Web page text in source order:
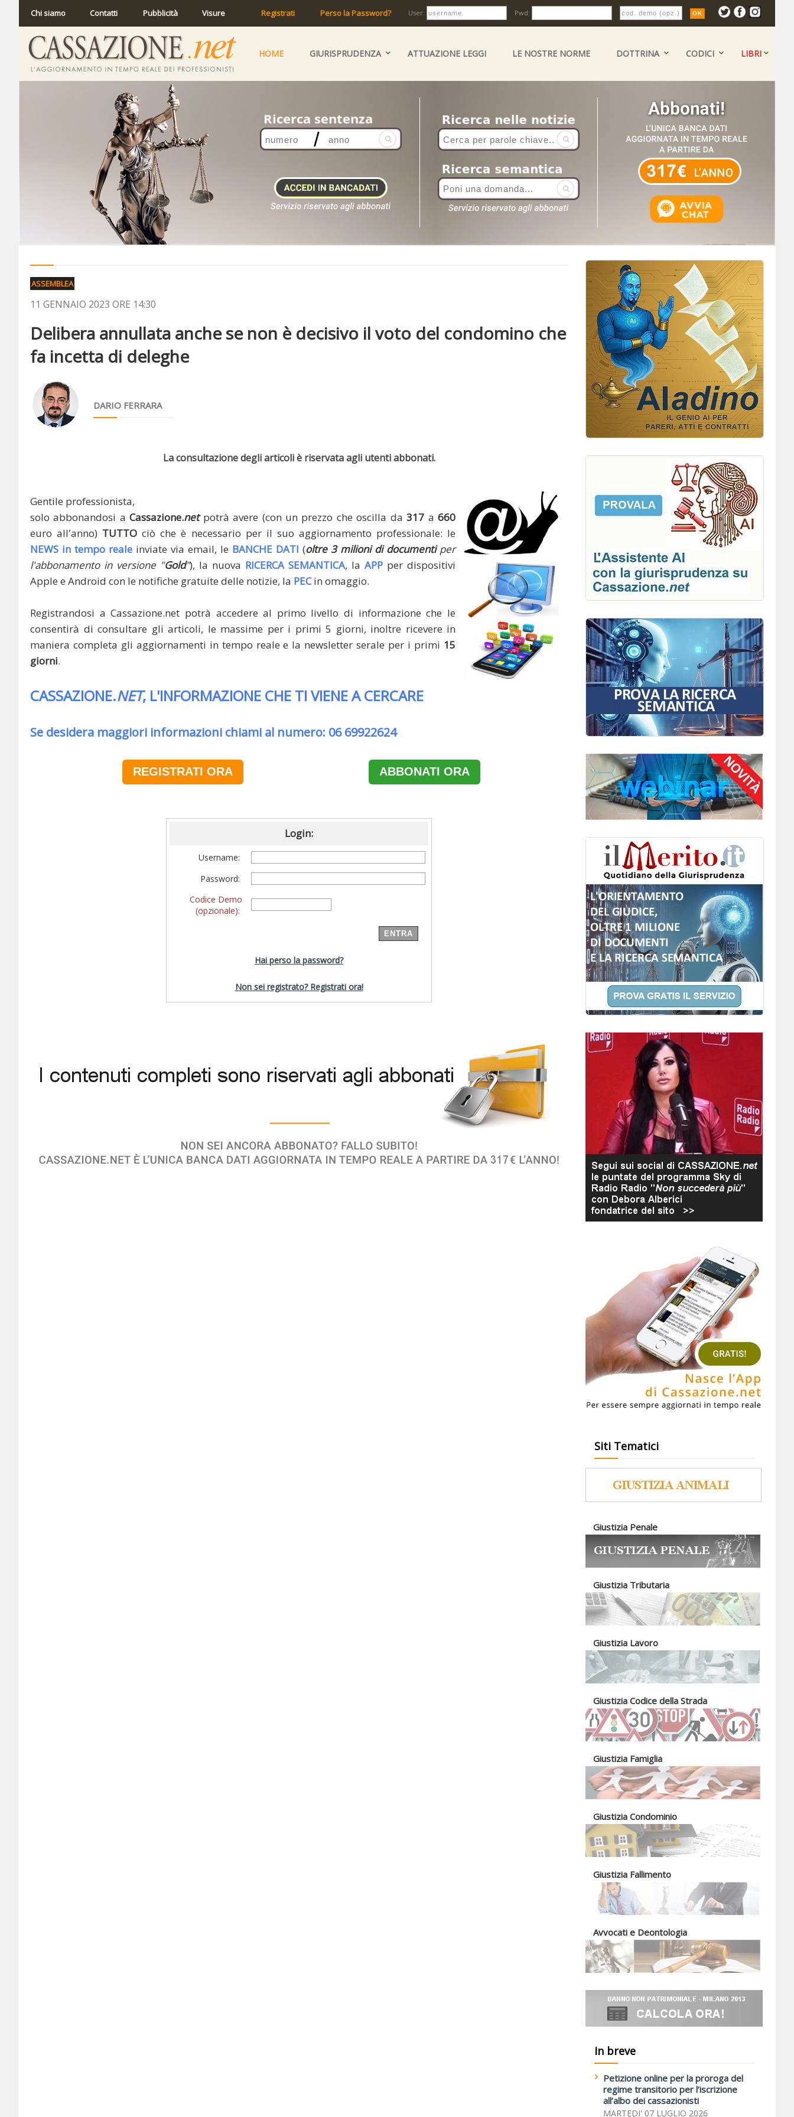
Chi siamo Contatti Pubblicità Visure Registrati Perso la Password? User: Pwd:
HOME GIURISPRUDENZA ATTUAZIONE LEGGI LE NOSTRE NORME DOTTRINA CODICI LIBRI
ASSEMBLEA
11 GENNAIO 2023 ORE 14:30
Delibera annullata anche se non è decisivo il voto del condomino che
fa incetta di deleghe
DARIO FERRARA
La consultazione degli articoli è riservata agli utenti abbonati.
Gentile professionista,
solo abbonandosi aCassazione.netpotrà avere (con un prezzo che oscilla da317 a660
euro all'anno) TUTTO ciò che è necessario per il suo aggiornamento professionale: le
NEWS in tempo reale inviate via email, le BANCHE DATI (oltre 3 milioni di documentiper
l'abbonamento in versione "Gold"), la nuova RICERCA SEMANTICA, la APP per dispositivi
Apple e Android con le notifiche gratuite delle notizie, la PECin omaggio.
Registrandosi a Cassazione.net potrà accedere al primo livello di informazione che le
consentirà di consultare gli articoli, le massime per i primi 5 giorni, inoltre ricevere in
maniera completa gli aggiornamenti in tempo reale e la newsletter serale per i primi 15
giorni.
CASSAZIONE.NET, L'INFORMAZIONE CHE TI VIENE A CERCARE
Se desidera maggiori informazioni chiami al numero: 06 69922624
REGISTRATI ORA ABBONATI ORA
Login:
Username:
Password:
Codice Demo
(opzionale):
Hai perso la password?
Non sei registrato? Registrati ora!
Siti Tematici
Giustizia Penale
Giustizia Tributaria
Giustizia Lavoro
Giustizia Codice della Strada
Giustizia Famiglia
Giustizia Condominio
Giustizia Fallimento
Avvocati e Deontologia
In breve
Petizione online per la proroga del
regime transitorio per l’iscrizione
all’albo dei cassazionisti
MARTEDI' 07 LUGLIO 2026